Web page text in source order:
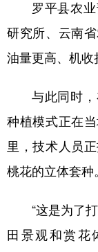
罗平县农
研究所、云南
油量更高、机收
与此同时
种植模式正在
里，技术人员
桃花的立体套种
“这是为了
田景观和赏花